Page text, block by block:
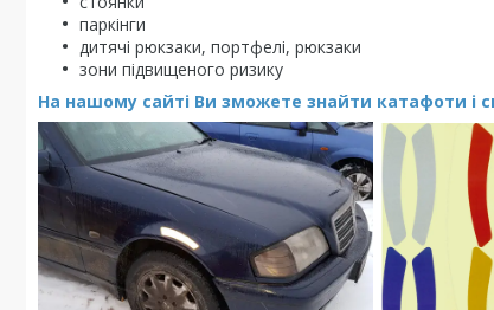
паркінги
дитячі рюкзаки, портфелі, рюкзаки
зони підвищеного ризику
На нашому сайті Ви зможете знайти катафоти і